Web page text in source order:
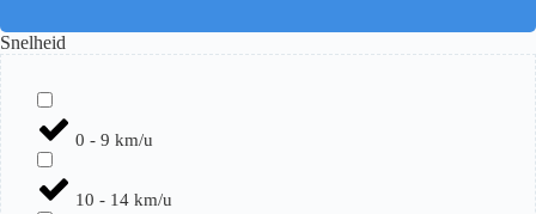
Snelheid
0 - 9 km/u
10 - 14 km/u